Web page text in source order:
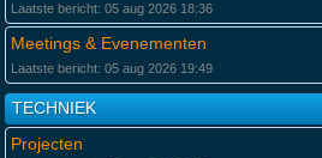
Laatste bericht: 05 aug 2026 18:36
Meetings & Evenementen
Laatste bericht: 05 aug 2026 19:49
TECHNIEK
Projecten